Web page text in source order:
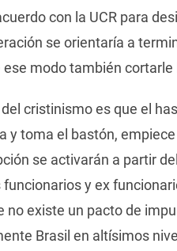
con la UCR para
se orientaría a
modo también cortarle
cristinismo es que el
y toma el bastón,
se activarán a partir
y ex
no existe un pacto de
Brasil en altísimos